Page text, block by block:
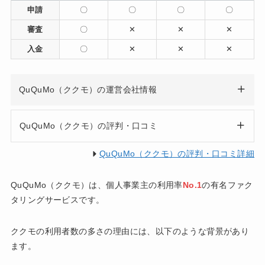
申請 〇 〇 〇 〇
審査 〇 ✕ ✕ ✕
入金 〇 ✕ ✕ ✕
QuQuMo（ククモ）の運営会社情報
QuQuMo（ククモ）の評判・口コミ
QuQuMo（ククモ）の評判・口コミ詳細
QuQuMo（ククモ）は、個人事業主の利用率No.1の有名ファク
タリングサービスです。
ククモの利用者数の多さの理由には、以下のような背景があり
ます。